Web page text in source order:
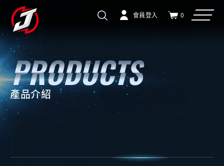
會員登入 0
產品介紹